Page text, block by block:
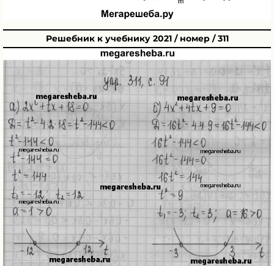
Решебник к учебнику 2021 / номер / 311